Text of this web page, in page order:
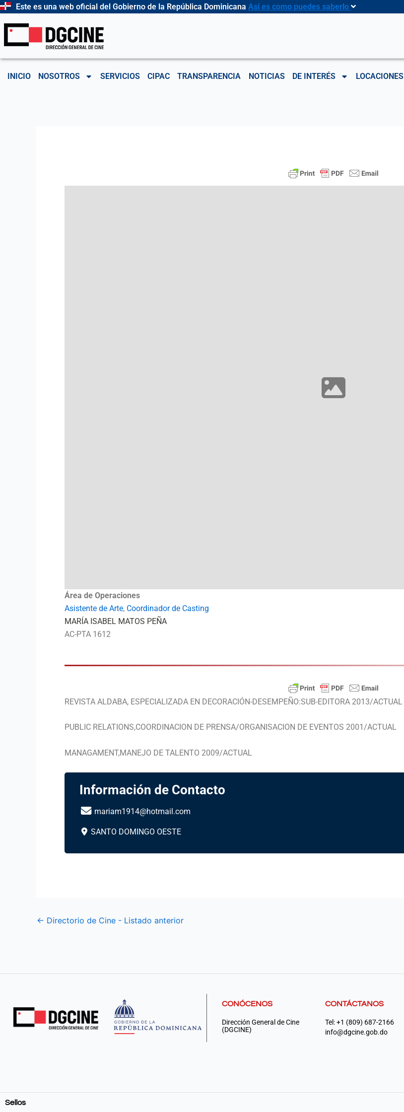
Ir
contenido
Este es una web oficial del Gobierno de la República Dominicana Así es como puedes saberlo
INICIO NOSOTROS SERVICIOS CIPAC TRANSPARENCIA NOTICIAS DE INTERÉS LOCACIONES
Área de Operaciones
Asistente de Arte, Coordinador de Casting
MARÍA ISABEL MATOS PEÑA
AC-PTA 1612
REVISTA ALDABA, ESPECIALIZADA EN DECORACIÓN-DESEMPEÑO:SUB-EDITORA 2013/ACTUAL
PUBLIC RELATIONS,COORDINACION DE PRENSA/ORGANISACION DE EVENTOS 2001/ACTUAL
MANAGAMENT,MANEJO DE TALENTO 2009/ACTUAL
Información de Contacto
mariam1914@hotmail.com
SANTO DOMINGO OESTE
← Directorio de Cine - Listado anterior
CONÓCENOS
Dirección General de Cine
(DGCINE)
CONTÁCTANOS
Tel: +1 (809) 687-2166
info@dgcine.gob.do
Sellos